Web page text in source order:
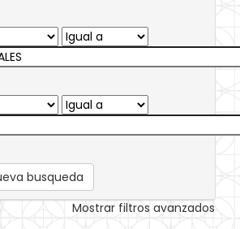
busqueda
Mostrar filtros avanzados